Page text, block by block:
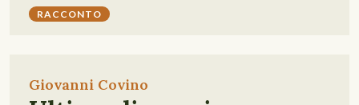
RACCONTO
Giovanni Covino